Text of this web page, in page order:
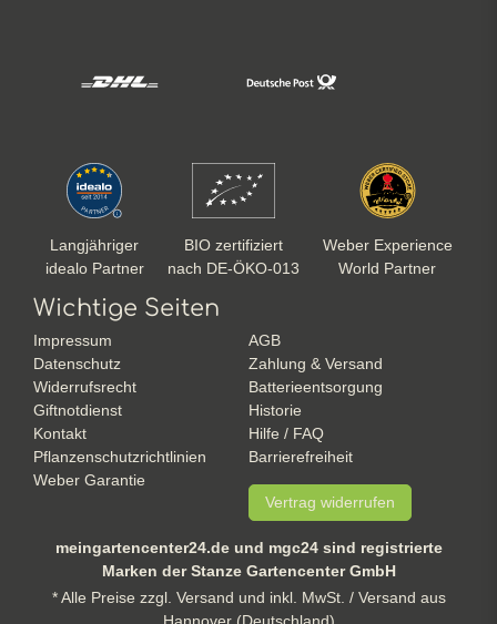
Langjähriger
idealo Partner
BIO zertifiziert
nach DE-ÖKO-013
Weber Experience
World Partner
Wichtige Seiten
Impressum
AGB
Datenschutz
Zahlung & Versand
Widerrufsrecht
Batterieentsorgung
Giftnotdienst
Historie
Kontakt
Hilfe / FAQ
Pflanzenschutzrichtlinien
Barrierefreiheit
Weber Garantie
Vertrag widerrufen
meingartencenter24.de und mgc24 sind registrierte
Marken der Stanze Gartencenter GmbH
* Alle Preise zzgl. Versand und inkl. MwSt. / Versand aus